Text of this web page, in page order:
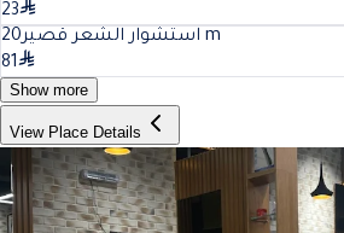
23
استشوار الشعر قصير20
m
81
Show more
View Place Details